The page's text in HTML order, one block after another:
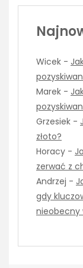
Wicek -
Marek -
Grzesiek -
złoto?
Horacy -
zerwać z
Andrzej -
gdy
nieobecny